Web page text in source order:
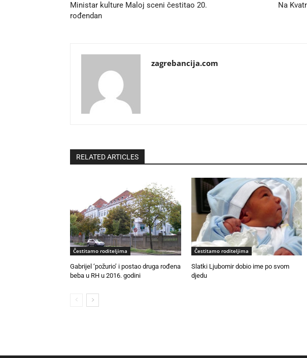
Ministar kulture Maloj sceni čestitao 20.
rođendan
Na
zagrebancija.com
RELATED ARTICLES
Čestitamo roditeljima
Gabrijel ‘požurio’ i postao druga rođena
beba u RH u 2016. godini
Čestitamo roditeljima
Slatki Ljubomir dobio ime po svom
djedu